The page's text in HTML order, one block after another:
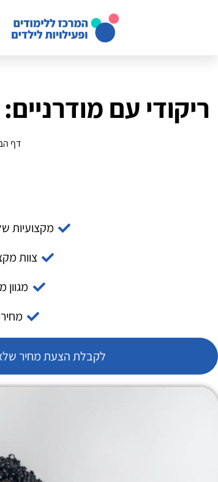
ריקודי עם
דף
מקצועיות של
צוות
מגוון
לקבלת הצעת מחיר שלא